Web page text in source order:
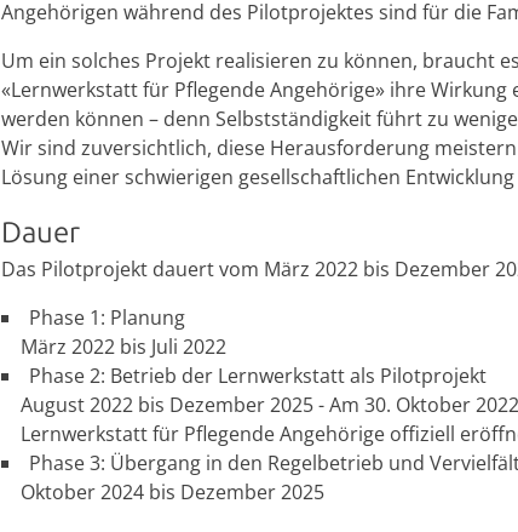
Angehörigen während des Pilotprojektes sind für die
Um ein solches Projekt realisieren zu können, braucht
«Lernwerkstatt für Pflegende Angehörige» ihre
werden können – denn Selbstständigkeit führt zu
Wir sind zuversichtlich, diese Herausforderung
Lösung einer schwierigen gesellschaftlichen
Dauer
Das Pilotprojekt dauert vom März 2022 bis Dezember
Phase 1: Planung
März 2022 bis Juli 2022
Phase 2: Betrieb der Lernwerkstatt als Pilotprojekt
August 2022 bis Dezember 2025 - Am 30. Oktober
Lernwerkstatt für Pflegende Angehörige offiziell
Phase 3: Übergang in den Regelbetrieb und
Oktober 2024 bis Dezember 2025